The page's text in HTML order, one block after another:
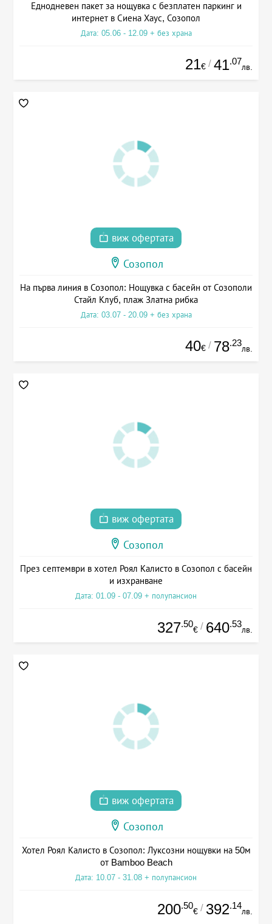
Еднодневен пакет за нощувка с безплатен паркинг и
интернет в Сиена Хаус, Созопол
Дата: 05.06 - 12.09 + без храна
21€ / 41.07
лв.
виж офертата
Созопол
На първа линия в Созопол: Нощувка с басейн от Созополи
Стайл Клуб, плаж Златна рибка
Дата: 03.07 - 20.09 + без храна
40€ / 78.23
лв.
виж офертата
Созопол
През септември в хотел Роял Калисто в Созопол с басейн
и изхранване
Дата: 01.09 - 07.09 + полупансион
327.50
€ / 640.53
лв.
виж офертата
Созопол
Хотел Роял Калисто в Созопол: Луксозни нощувки на 50м
от Bamboo Beach
Дата: 10.07 - 31.08 + полупансион
200.50
€ / 392.14
лв.